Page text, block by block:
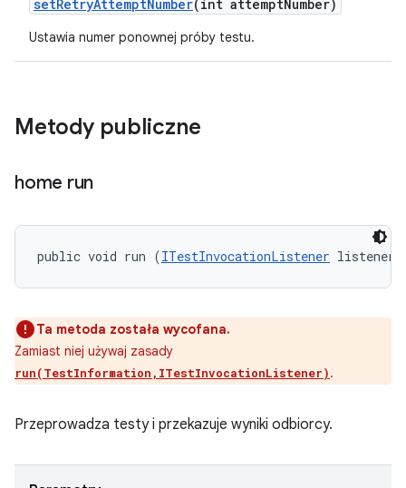
setRetryAttemptNumber(int attemptNumber)
Ustawia numer ponownej próby testu.
Metody publiczne
home run
public void run (ITestInvocationListener listener)
Ta metoda została wycofana.
Zamiast niej używaj zasady
run(TestInformation,ITestInvocationListener).
Przeprowadza testy i przekazuje wyniki odbiorcy.